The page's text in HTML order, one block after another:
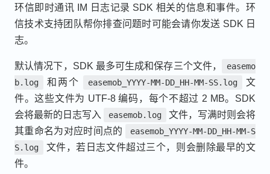
环信即时通讯 IM 日志记录 SDK 相关的信息和事件。环
信技术支持团队帮你排查问题时可能会请你发送 SDK 日
志。
默认情况下，SDK 最多可生成和保存三个文件，
easemo
b.log
和两个 easemob_YYYY-MM-DD_HH-MM-SS.log
文
件。这些文件为 UTF-8 编码，每个不超过 2 MB。SDK
会将最新的日志写入
easemob.log
文件，写满时则会将
其重命名为对应时间点的
easemob_YYYY-MM-DD_HH-MM-S
S.log
文件，若日志文件超过三个，则会删除最早的文
件。